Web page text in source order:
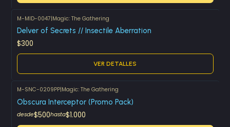
Agotado
M-MID-0047|Magic: The Gathering
Delver of Secrets // Insectile Aberration
$300
VER DETALLES
M-SNC-0209PP|Magic: The Gathering
Obscura Interceptor (Promo Pack)
desde$500hasta$1.000